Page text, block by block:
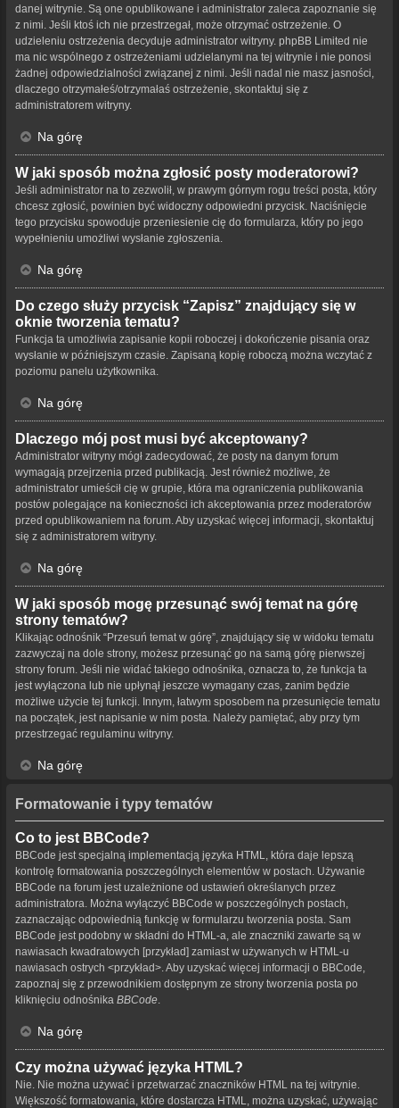
danej witrynie. Są one opublikowane i administrator zaleca zapoznanie się
z nimi. Jeśli ktoś ich nie przestrzegał, może otrzymać ostrzeżenie. O
udzieleniu ostrzeżenia decyduje administrator witryny. phpBB Limited nie
ma nic wspólnego z ostrzeżeniami udzielanymi na tej witrynie i nie ponosi
żadnej odpowiedzialności związanej z nimi. Jeśli nadal nie masz jasności,
dlaczego otrzymałeś/otrzymałaś ostrzeżenie, skontaktuj się z
administratorem witryny.
Na górę
W jaki sposób można zgłosić posty moderatorowi?
Jeśli administrator na to zezwolił, w prawym górnym rogu treści posta, który
chcesz zgłosić, powinien być widoczny odpowiedni przycisk. Naciśnięcie
tego przycisku spowoduje przeniesienie cię do formularza, który po jego
wypełnieniu umożliwi wysłanie zgłoszenia.
Na górę
Do czego służy przycisk “Zapisz” znajdujący się w
oknie tworzenia tematu?
Funkcja ta umożliwia zapisanie kopii roboczej i dokończenie pisania oraz
wysłanie w późniejszym czasie. Zapisaną kopię roboczą można wczytać z
poziomu panelu użytkownika.
Na górę
Dlaczego mój post musi być akceptowany?
Administrator witryny mógł zadecydować, że posty na danym forum
wymagają przejrzenia przed publikacją. Jest również możliwe, że
administrator umieścił cię w grupie, która ma ograniczenia publikowania
postów polegające na konieczności ich akceptowania przez moderatorów
przed opublikowaniem na forum. Aby uzyskać więcej informacji, skontaktuj
się z administratorem witryny.
Na górę
W jaki sposób mogę przesunąć swój temat na górę
strony tematów?
Klikając odnośnik “Przesuń temat w górę”, znajdujący się w widoku tematu
zazwyczaj na dole strony, możesz przesunąć go na samą górę pierwszej
strony forum. Jeśli nie widać takiego odnośnika, oznacza to, że funkcja ta
jest wyłączona lub nie upłynął jeszcze wymagany czas, zanim będzie
możliwe użycie tej funkcji. Innym, łatwym sposobem na przesunięcie tematu
na początek, jest napisanie w nim posta. Należy pamiętać, aby przy tym
przestrzegać regulaminu witryny.
Na górę
Formatowanie i typy tematów
Co to jest BBCode?
BBCode jest specjalną implementacją języka HTML, która daje lepszą
kontrolę formatowania poszczególnych elementów w postach. Używanie
BBCode na forum jest uzależnione od ustawień określanych przez
administratora. Można wyłączyć BBCode w poszczególnych postach,
zaznaczając odpowiednią funkcję w formularzu tworzenia posta. Sam
BBCode jest podobny w składni do HTML-a, ale znaczniki zawarte są w
nawiasach kwadratowych [przykład] zamiast w używanych w HTML-u
nawiasach ostrych <przykład>. Aby uzyskać więcej informacji o BBCode,
zapoznaj się z przewodnikiem dostępnym ze strony tworzenia posta po
kliknięciu odnośnika BBCode
Na górę
Czy można używać języka HTML?
Nie. Nie można używać i przetwarzać znaczników HTML na tej witrynie.
Większość formatowania, które dostarcza HTML, można uzyskać, używając